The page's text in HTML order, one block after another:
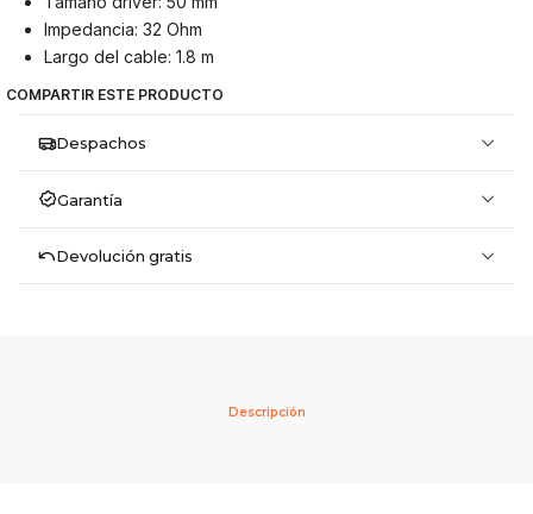
Impedancia: 32 Ohm
Largo del cable: 1.8 m
COMPARTIR ESTE PRODUCTO
Despachos
Garantía
Devolución gratis
Descripción